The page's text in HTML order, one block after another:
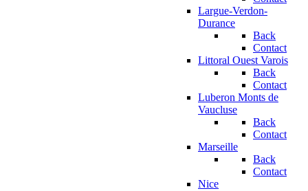
Largue-Verdon-
Durance
Back
Contact
Littoral Ouest Varois
Back
Contact
Luberon Monts de
Vaucluse
Back
Contact
Marseille
Back
Contact
Nice